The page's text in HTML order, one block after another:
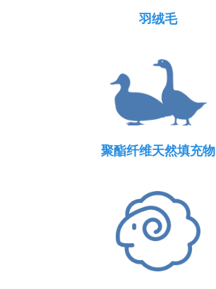
羽绒毛
聚酯纤维天然填充物